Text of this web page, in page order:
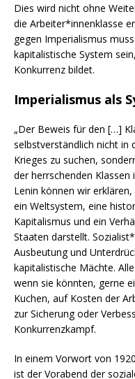
Dies wird nicht ohne
die Arbeiter*innenklasse
gegen Imperialismus
kapitalistische System
Konkurrenz bildet.
Imperialismus als
„Der Beweis für den […]
selbstverständlich nicht in
Krieges zu suchen,
der herrschenden Klassen
Lenin können wir
ein Weltsystem, eine
Kapitalismus und ein
Staaten darstellt.
Ausbeutung und
kapitalistische Mächte.
wenn sie könnten, gerne
Kuchen, auf Kosten der
zur Sicherung oder
Konkurrenzkampf.
In einem Vorwort von
ist der Vorabend der